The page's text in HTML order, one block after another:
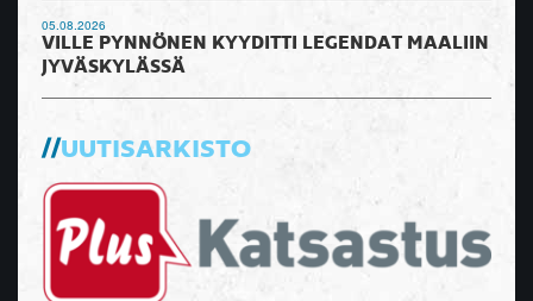
05.08.2026
VILLE PYNNÖNEN KYYDITTI LEGENDAT MAALIIN
JYVÄSKYLÄSSÄ
UUTISARKISTO